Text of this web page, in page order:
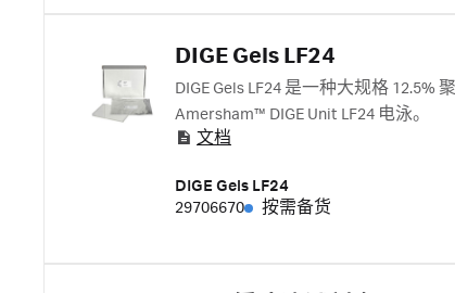
DIGE Gels LF24
DIGE Gels LF24 是一种大规格
Amersham™ DIGE Unit LF24 电泳。
文档
DIGE Gels LF24
29706670
按需备货